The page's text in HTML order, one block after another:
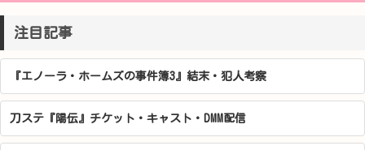
注目記事
『エノーラ・ホームズの事件簿3』結末・犯人考察
刀ステ『陽伝』チケット・キャスト・DMM配信